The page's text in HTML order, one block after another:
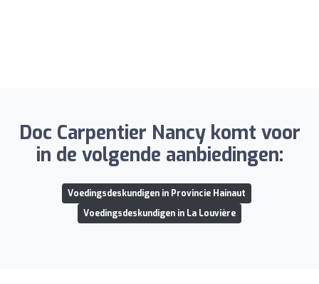
Doc Carpentier Nancy komt voor
in de volgende aanbiedingen:
Voedingsdeskundigen in Provincie Hainaut
Voedingsdeskundigen in La Louvière